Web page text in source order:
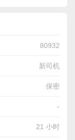
80932
新司机
保密
-
21 小时